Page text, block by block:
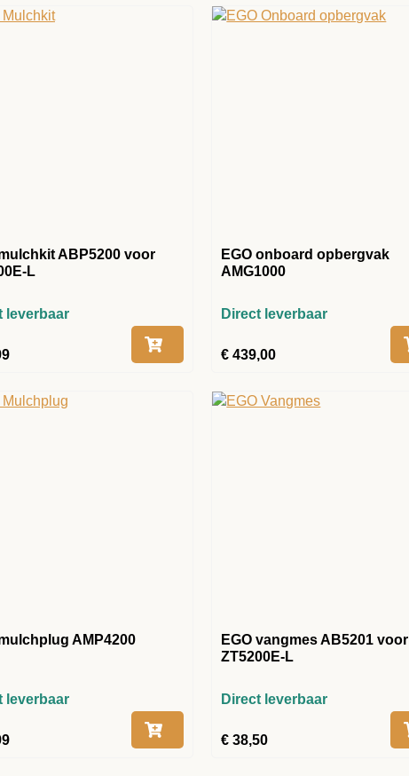
ABP5200 voor
L
leverbaar
EGO onboard opbergvak
AMG1000
Direct leverbaar
€ 439,00
AMP4200
leverbaar
EGO vangmes AB5201 voor
ZT5200E-L
Direct leverbaar
€ 38,50